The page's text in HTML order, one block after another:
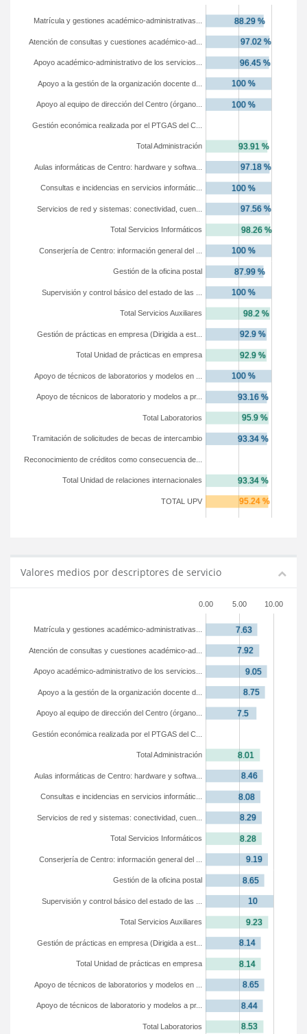
TOTAL UPV
Total Unidad de relaciones internacionales
Reconocimiento de créditos como consecuencia de...
Tramitación de solicitudes de becas de intercambio
Total Laboratorios
Apoyo de técnicos de laboratorio y modelos a pr...
Apoyo de técnicos de laboratorios y modelos en ...
Total Unidad de prácticas en empresa
Gestión de prácticas en empresa (Dirigida a est...
Total Servicios Auxiliares
Supervisión y control básico del estado de las ...
Gestión de la oficina postal
Conserjería de Centro: información general del ...
Total Servicios Informáticos
Servicios de red y sistemas: conectividad, cuen...
Consultas e incidencias en servicios informátic...
Aulas informáticas de Centro: hardware y softwa...
Total Administración
Gestión económica realizada por el PTGAS del C...
Apoyo al equipo de dirección del Centro (órgano...
Apoyo a la gestión de la organización docente d...
Apoyo académico-administrativo de los servicios...
Atención de consultas y cuestiones académico-ad...
Matrícula y gestiones académico-administrativas...
Valores medios por descriptores de servicio
0.00 5.00 10.00
Total Laboratorios
Apoyo de técnicos de laboratorio y modelos a pr...
Apoyo de técnicos de laboratorios y modelos en ...
Total Unidad de prácticas en empresa
Gestión de prácticas en empresa (Dirigida a est...
Total Servicios Auxiliares
Supervisión y control básico del estado de las ...
Gestión de la oficina postal
Conserjería de Centro: información general del ...
Total Servicios Informáticos
Servicios de red y sistemas: conectividad, cuen...
Consultas e incidencias en servicios informátic...
Aulas informáticas de Centro: hardware y softwa...
Total Administración
Gestión económica realizada por el PTGAS del C...
Apoyo al equipo de dirección del Centro (órgano...
Apoyo a la gestión de la organización docente d...
Apoyo académico-administrativo de los servicios...
Atención de consultas y cuestiones académico-ad...
Matrícula y gestiones académico-administrativas...